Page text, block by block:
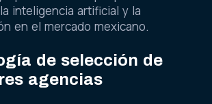
inteligencia artificial y la
en el mercado mexicano.
de selección de
agencias